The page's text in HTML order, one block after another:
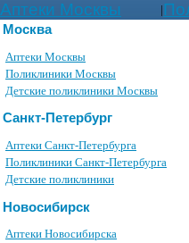
Аптеки Москвы |
Москва
Аптеки Москвы
Поликлиники Москвы
Детские поликлиники Москвы
Санкт-Петербург
Аптеки Санкт-Петербурга
Поликлиники Санкт-Петербурга
Детские поликлиники
Новосибирск
Аптеки Новосибирска